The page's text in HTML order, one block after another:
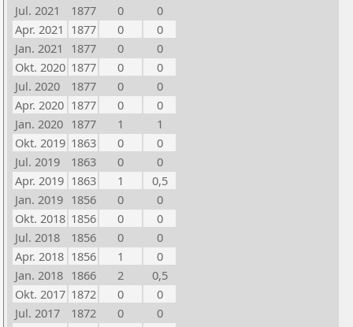
Jul. 2021
1877 0
0
Apr. 2021 1877 0
0
Jan. 2021
1877 0
0
Okt. 2020 1877 0
0
Jul. 2020
1877 0
0
Apr. 2020 1877 0
0
Jan. 2020 1877 1
1
Okt. 2019 1863 0
0
Jul. 2019
1863 0
0
Apr. 2019 1863 1
0,5
Jan. 2019 1856 0
0
Okt. 2018 1856 0
0
Jul. 2018
1856 0
0
Apr. 2018 1856 1
0
Jan. 2018 1866 2
0,5
Okt. 2017 1872 0
0
Jul. 2017
1872 0
0